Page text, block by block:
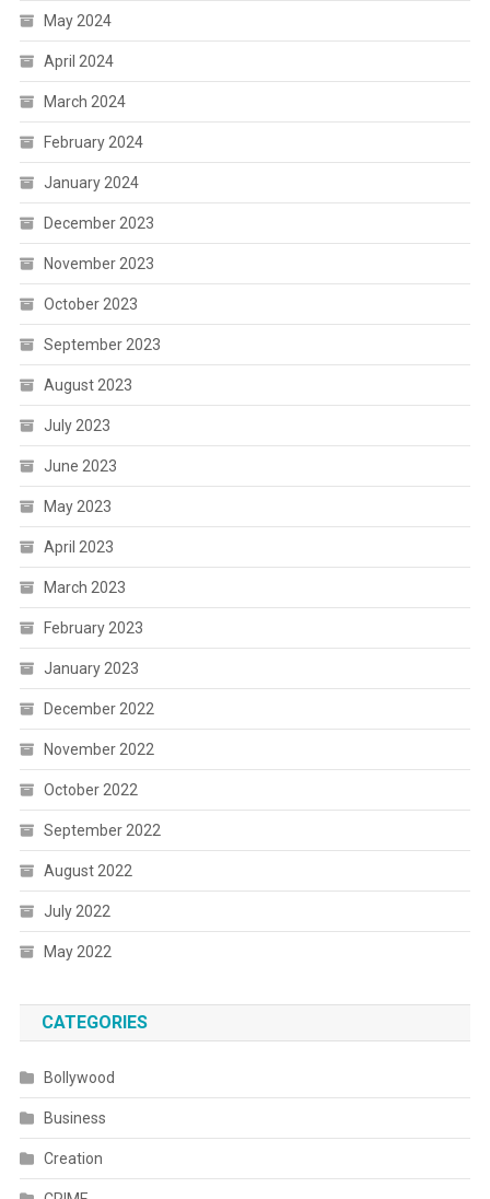
May 2024
April 2024
March 2024
February 2024
January 2024
December 2023
November 2023
October 2023
September 2023
August 2023
July 2023
June 2023
May 2023
April 2023
March 2023
February 2023
January 2023
December 2022
November 2022
October 2022
September 2022
August 2022
July 2022
May 2022
CATEGORIES
Bollywood
Business
Creation